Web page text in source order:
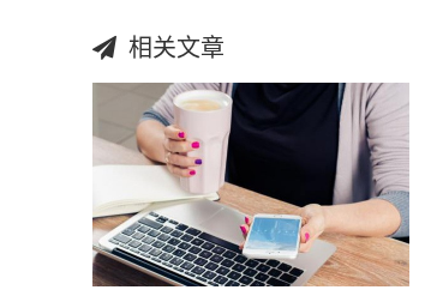
相关文章